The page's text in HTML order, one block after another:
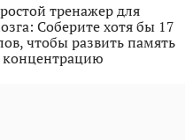
тренажер для
Соберите хотя бы 17
чтобы развить память